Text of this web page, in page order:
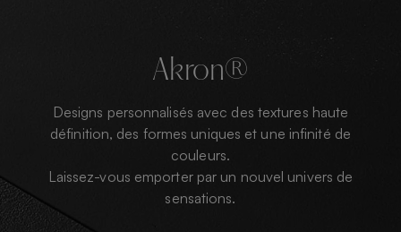
Akron®
Designs personnalisés avec des textures haute
définition, des formes uniques et une infinité de
couleurs.
Laissez-vous emporter par un nouvel univers de
sensations.